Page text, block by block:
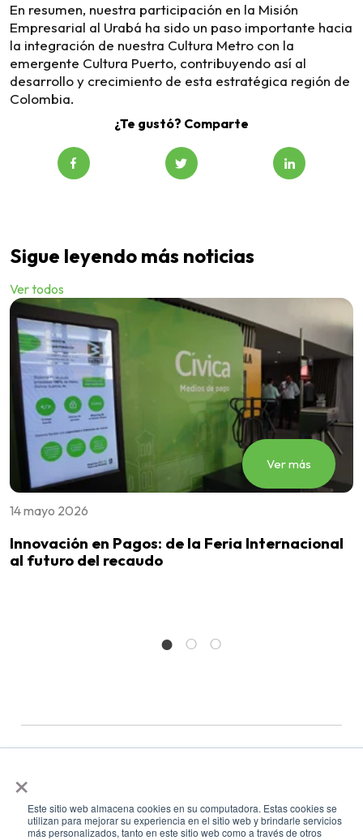
×
Este sitio web almacena cookies en su computadora. Estas cookies se
utilizan para mejorar su experiencia en el sitio web y brindarle servicios
más personalizados, tanto en este sitio web como a través de otros
En resumen, nuestra participación en la Misión
Empresarial al Urabá ha sido un paso importante hacia
la integración de nuestra Cultura Metro con la
emergente Cultura Puerto, contribuyendo así al
desarrollo y crecimiento de esta estratégica región de
Colombia.
¿Te gustó? Comparte
Sigue leyendo más noticias
Ver todos
Ver más
14 mayo 2026
Innovación en Pagos: de la Feria Internacional
al futuro del recaudo